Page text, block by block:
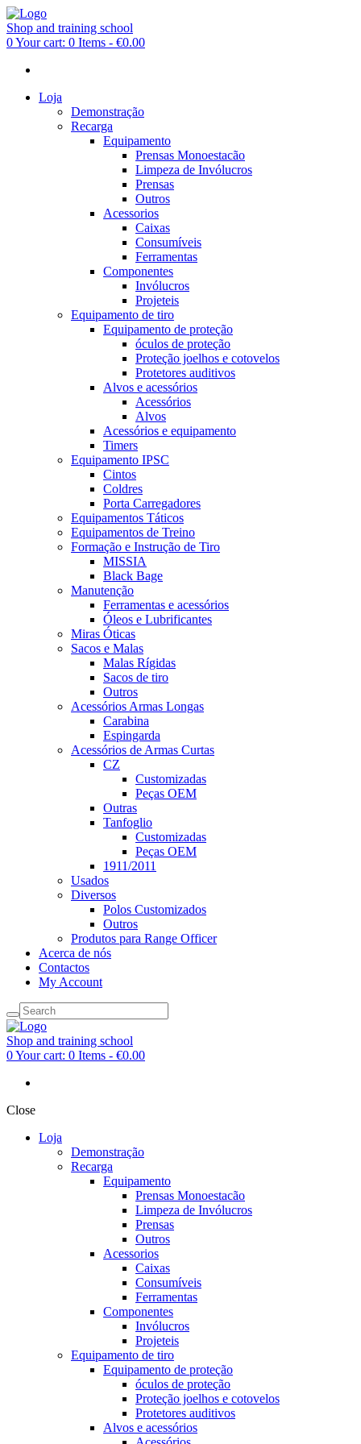
Shop and training school
0Your cart: 0 Items - €0.00
Loja
Demonstração
Recarga
Equipamento
Prensas Monoestacão
Limpeza de Invólucros
Prensas
Outros
Acessorios
Caixas
Consumíveis
Ferramentas
Componentes
Invólucros
Projeteis
Equipamento de tiro
Equipamento de proteção
óculos de proteção
Proteção joelhos e cotovelos
Protetores auditivos
Alvos e acessórios
Acessórios
Alvos
Acessórios e equipamento
Timers
Equipamento IPSC
Cintos
Coldres
Porta Carregadores
Equipamentos Táticos
Equipamentos de Treino
Formação e Instrução de Tiro
MISSIA
Black Bage
Manutenção
Ferramentas e acessórios
Óleos e Lubrificantes
Miras Óticas
Sacos e Malas
Malas Rígidas
Sacos de tiro
Outros
Acessórios Armas Longas
Carabina
Espingarda
Acessórios de Armas Curtas
CZ
Customizadas
Peças OEM
Outras
Tanfoglio
Customizadas
Peças OEM
1911/2011
Usados
Diversos
Polos Customizados
Outros
Produtos para Range Officer
Acerca de nós
Contactos
My Account
Shop and training school
0Your cart: 0 Items - €0.00
Close
Loja
Demonstração
Recarga
Equipamento
Prensas Monoestacão
Limpeza de Invólucros
Prensas
Outros
Acessorios
Caixas
Consumíveis
Ferramentas
Componentes
Invólucros
Projeteis
Equipamento de tiro
Equipamento de proteção
óculos de proteção
Proteção joelhos e cotovelos
Protetores auditivos
Alvos e acessórios